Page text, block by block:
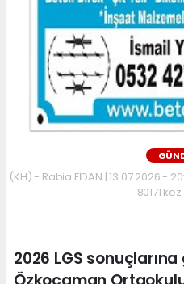
(KH) - Rabia FİDAN | 13.07.2026 -
80171
2026 LGS sonuçlarına